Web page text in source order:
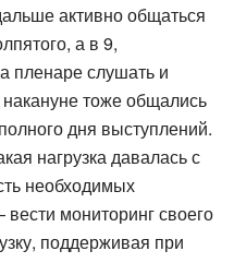
активно общаться
а в 9,
пленаре слушать и
накануне тоже общались
дня выступлений.
нагрузка давалась с
необходимых
мониторинг своего
поддерживая при